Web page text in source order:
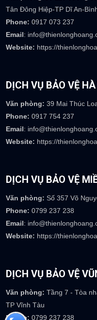
Website:https://
DỊCH VỤ BẢO VỆ
Tân Đông Hiệp-TP Dĩ An-
Phone:
0917 073 237
Email:
Website:https://
Văn phòng: 39 Mai Thúc
Phone:
0917 754 237
Email:
Website:https://
Văn phòng: Số 357 Võ
Phone:
0799 237 238
Email:
Website: https://